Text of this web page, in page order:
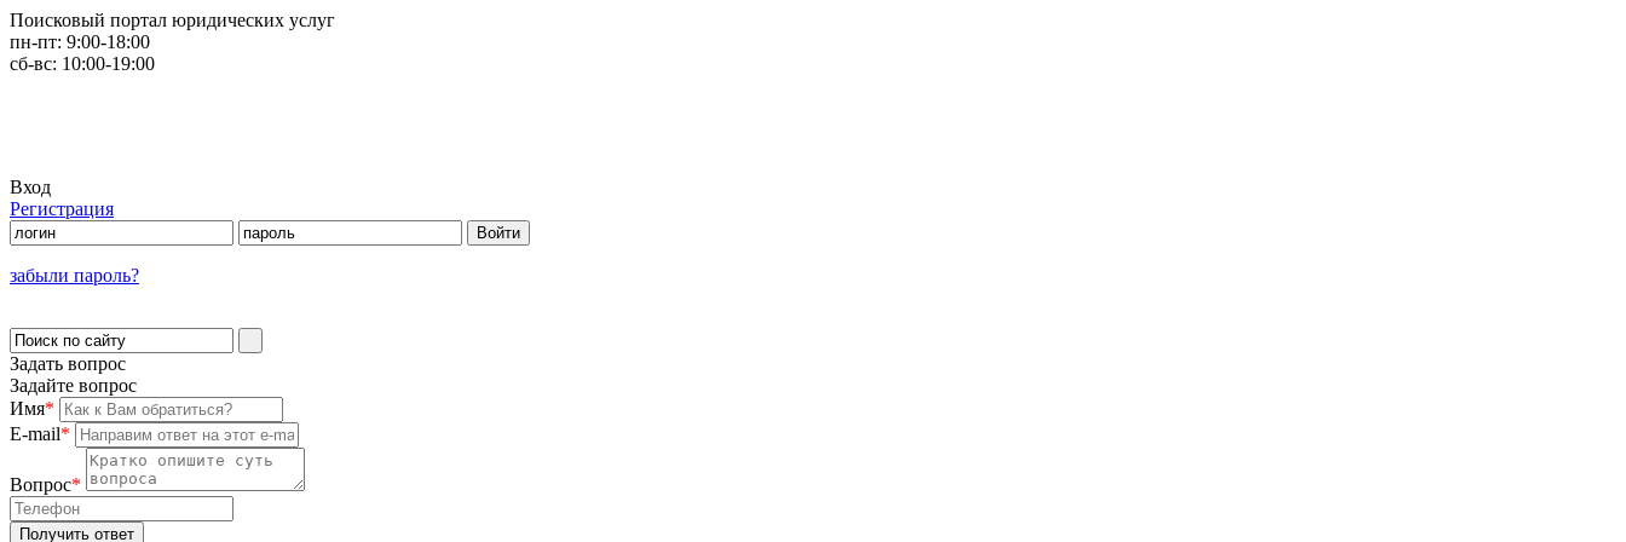
Поисковый портал юридических услуг
пн-пт: 9:00-18:00
сб-вс: 10:00-19:00
Вход
Регистрация
забыли пароль?
Задать вопрос
Задайте вопрос
Имя*
E-mail*
Вопрос*